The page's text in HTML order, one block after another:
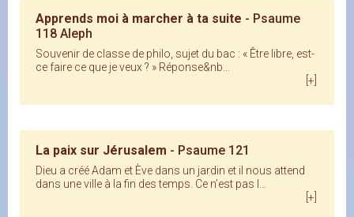
Apprends moi à marcher à ta suite - Psaume
118 Aleph
Souvenir de classe de philo, sujet du bac : « Être libre, est-
ce faire ce que je veux ? » Réponse&nb...
[+]
La paix sur Jérusalem - Psaume 121
Dieu a créé Adam et Ève dans un jardin et il nous attend
dans une ville à la fin des temps. Ce n’est pas l...
[+]